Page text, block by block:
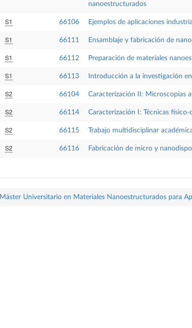
nanoestructurados
S1 66106 Ejemplos de aplicaciones
S1 66111 Ensamblaje y fabricación de
S1 66112 Preparación de materiales
S1 66113 Introducción a la investigación
S2 66104 Caracterización II: Microscopias
S2 66114 Caracterización I: Técnicas físico-
S2 66115 Trabajo multidisciplinar
S2 66116 Fabricación de micro y
Máster Universitario en Materiales Nanoestructurados para